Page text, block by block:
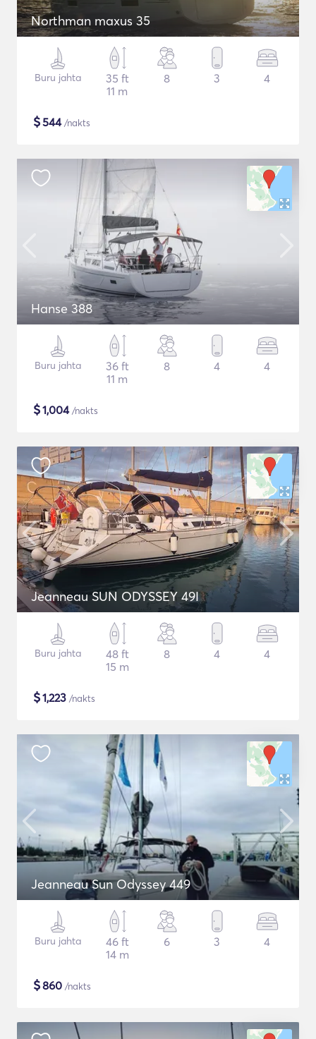
Northman maxus 35
Buru jahta
35 ft
11 m
8 3 4
$544/nakts
Hanse 388
Buru jahta
36 ft
11 m
8 4 4
$1,004/nakts
Jeanneau SUN ODYSSEY 49I
Buru jahta
48 ft
15 m
8 4 4
$1,223 /nakts
Jeanneau Sun Odyssey 449
Buru jahta
46 ft
14 m
6 3 4
$860 /nakts